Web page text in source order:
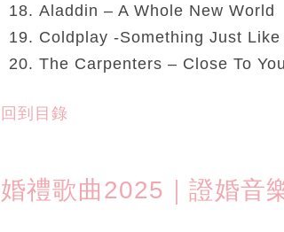
Aladdin – A Whole New World
Coldplay -Something Just Like
The Carpenters – Close To You
回到目錄
婚禮歌曲2025｜證婚音